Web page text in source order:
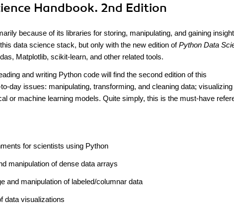
Handbook. 2nd Edition
because of its libraries for storing, manipulating, and gaining
data science stack, but only with the new edition ofPython Data
Matplotlib, scikit-learn, and other related tools.
and writing Python code will find the second edition of this
day issues: manipulating, transforming, and cleaning data; visualizing
or machine learning models. Quite simply, this is the must-have
for scientists using Python
manipulation of dense data arrays
and manipulation of labeled/columnar data
data visualizations